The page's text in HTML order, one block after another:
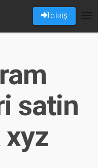
GİRİŞ
satin
xyz